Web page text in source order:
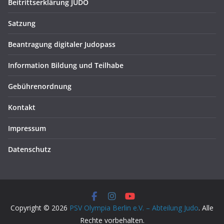
Beitrittserklärung JUDO
Satzung
Beantragung digitaler Judopass
Information Bildung und Teilhabe
Gebührenordnung
Kontakt
Impressum
Datenschutz
Copyright © 2026 PSV Olympia Berlin e.V. – Abteilung Judo. Alle
Rechte vorbehalten.